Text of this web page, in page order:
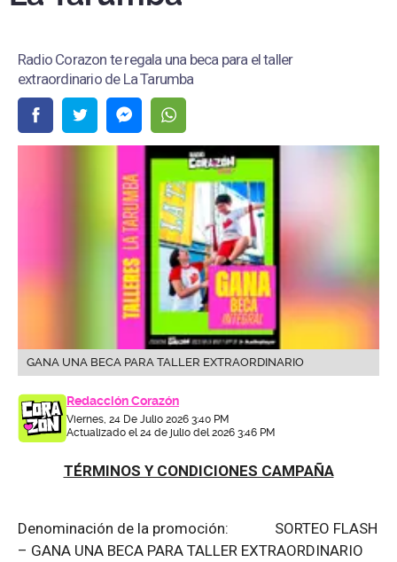
Radio Corazon te regala una beca para el taller
extraordinario de La Tarumba
GANA UNA BECA PARA TALLER EXTRAORDINARIO
Redacción Corazón
Viernes, 24 De Julio 2026 3:40 PM
Actualizado el 24 de julio del 2026 3:46 PM
TÉRMINOS Y CONDICIONES CAMPAÑA
Denominación de la promoción: SORTEO FLASH
– GANA UNA BECA PARA TALLER EXTRAORDINARIO